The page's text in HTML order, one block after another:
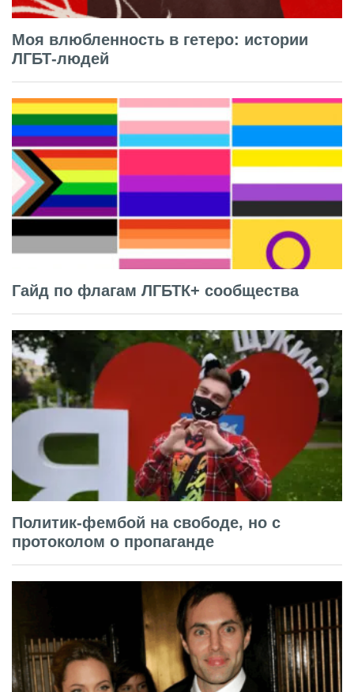
Моя влюбленность в гетеро: истории
ЛГБТ-людей
Гайд по флагам ЛГБТК+ сообщества
Политик-фембой на свободе, но с
протоколом о пропаганде